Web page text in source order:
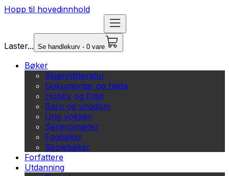
Hopp til hovedinnhold
Laster... Se handlekurv - 0 vare
Bøker
Skjønnlitteratur
Dokumentar og fakta
Hobby og fritid
Barn og ungdom
Ung voksen
Serieromaner
Fagbøker
Skolebøker
Forfattere
Utdanning